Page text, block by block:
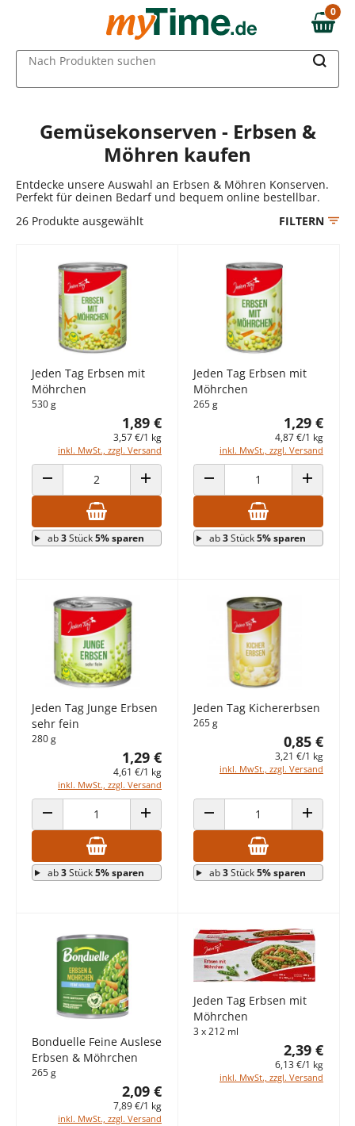
Zum Hauptinhalt springen
Zur Navigation springen
Zur Suche springen
0,00 €
0
Nach Produkten suchen
Gemüsekonserven - Erbsen &
Möhren kaufen
Entdecke unsere Auswahl an Erbsen & Möhren Konserven.
Perfekt für deinen Bedarf und bequem online bestellbar.
26 Produkte ausgewählt FILTERN
Jeden Tag Erbsen mit
Möhrchen
530 g
1,89 €
3,57 €/1 kg
inkl. MwSt., zzgl. Versand
ANZAHL VERRINGERN ANZAHL ERHÖHEN
ab3Stück5% sparen
Jeden Tag Erbsen mit
Möhrchen
265 g
1,29 €
4,87 €/1 kg
inkl. MwSt., zzgl. Versand
ANZAHL VERRINGERN ANZAHL
ab3Stück5% sparen
Jeden Tag Junge Erbsen
sehr fein
280 g
1,29 €
4,61 €/1 kg
inkl. MwSt., zzgl. Versand
ANZAHL VERRINGERN ANZAHL ERHÖHEN
ab3Stück5% sparen
Jeden Tag Kichererbsen
265 g
0,85 €
3,21 €/1 kg
inkl. MwSt., zzgl. Versand
ANZAHL VERRINGERN ANZAHL
ab3Stück5% sparen
Bonduelle Feine Auslese
Erbsen & Möhrchen
265 g
2,09 €
7,89 €/1 kg
inkl. MwSt., zzgl. Versand
Jeden Tag Erbsen mit
Möhrchen
3 x 212 ml
2,39 €
6,13 €/1 kg
inkl. MwSt., zzgl. Versand